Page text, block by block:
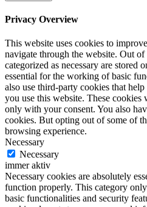
Privacy Overview
This website uses cookies to
navigate through the website. Out of
categorized as necessary are stored
essential for the working of basic
also use third-party cookies that
you use this website. These
only with your consent. You also
cookies. But opting out of some of
browsing experience.
Necessary
Necessary
immer aktiv
Necessary cookies are absolutely
function properly. This category
basic functionalities and security